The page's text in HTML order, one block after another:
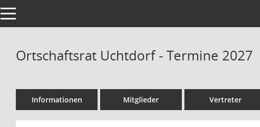
Toggle navigation
Ortschaftsrat Uchtdorf - Termine 2027
Informationen Mitglieder Vertreter